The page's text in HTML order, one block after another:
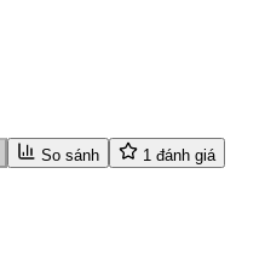
So sánh 1 đánh giá